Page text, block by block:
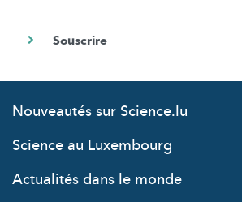
Nouveautés sur Science.lu
Science au Luxembourg
Actualités dans le monde